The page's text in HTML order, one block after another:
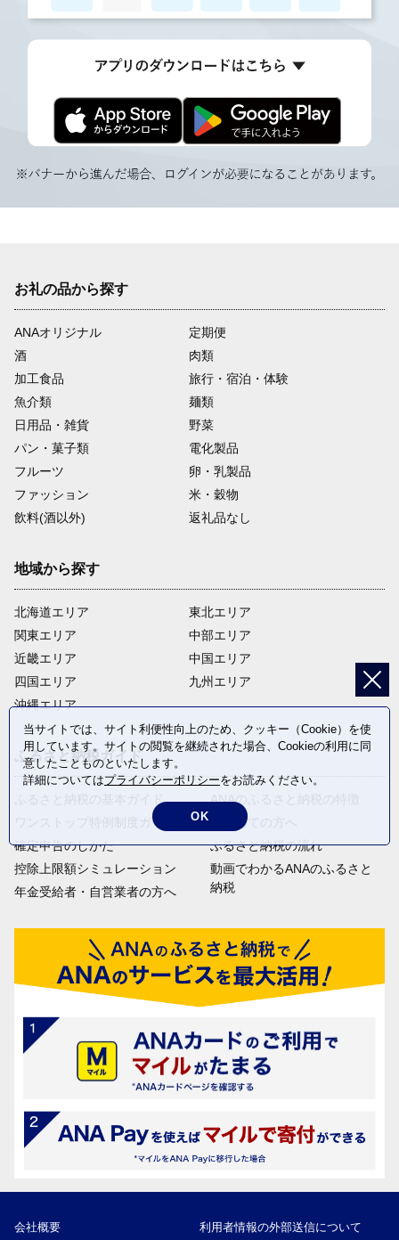
お礼の品から探す
ANAオリジナル
定期便
酒
肉類
加工食品
旅行・宿泊・体験
魚介類
麺類
日用品・雑貨
野菜
パン・菓子類
電化製品
フルーツ
卵・乳製品
ファッション
米・穀物
飲料(酒以外)
返礼品なし
地域から探す
北海道エリア
関東エリア
近畿エリア
四国エリア
沖縄エリア
東北エリア
中部エリア
中国エリア
九州エリア
ふるさと納税ガイド
ふるさと納税の基本ガイド
ワンストップ特例制度ガイド
確定申告のしかた
控除上限額シミュレーション
年金受給者・自営業者の方へ
ANAのふるさと納税の特徴
はじめての方へ
ふるさと納税の流れ
動画でわかるANAのふるさと
納税
会社概要 利用者情報の外部送信について
当サイトでは、サイト利便性向上のため、クッキー（Cookie）を使
用しています。サイトの閲覧を継続された場合、Cookieの利用に同
意したことものといたします。
詳細についてはプライバシーポリシーをお読みください。
OK